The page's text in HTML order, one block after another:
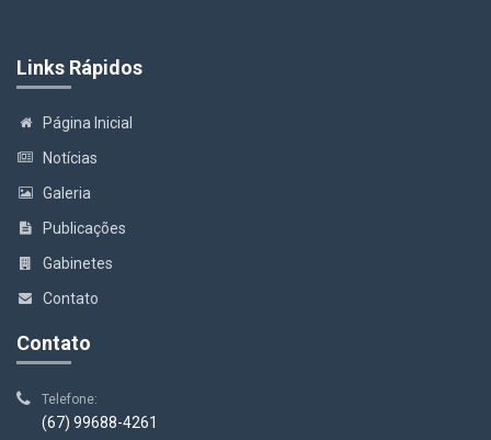
Links Rápidos
Página Inicial
Notícias
Galeria
Publicações
Gabinetes
Contato
Contato
Telefone:
(67) 99688-4261